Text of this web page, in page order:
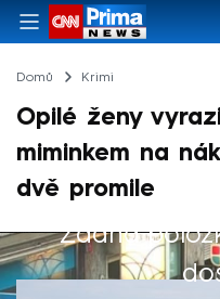
Domů Krimi
Opilé ženy
miminkem na
dvě promile
Žádná
Výběr redakce